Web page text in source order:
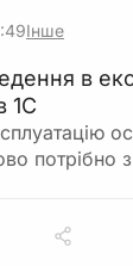
Інше
в
1С
потрібно